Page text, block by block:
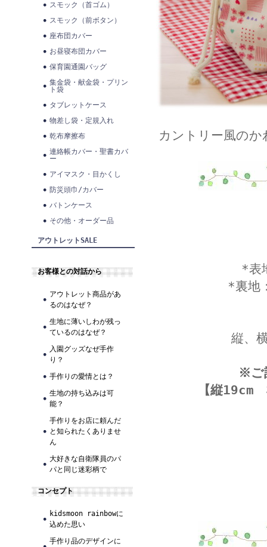
スモック（首ゴム）
スモック（前ボタン）
座布団カバー
お昼寝布団カバー
保育園通園バッグ
集金袋・献金袋・プリン
ト袋
タブレットケース
物差し袋・定規入れ
乾布摩擦布
連絡帳カバー・聖書カバ
ー
アイマスク・目かくし
防災頭巾/カバー
バトンケース
その他・オーダー品
アウトレットSALE
お客様との対話から
アウトレット商品があ
るのはなぜ？
生地に薄いしわが残っ
ているのはなぜ？
入園グッズなぜ手作
り？
手作りの愛情とは？
生地の持ち込みは可
能？
手作りをお店に頼んだ
と知られたくありませ
ん
大好きな自衛隊員のパ
パと同じ迷彩柄で
コンセプト
kidsmoon rainbowに
込めた思い
手作り品のデザインに
カントリー風の
*表
*裏地
縦、
※ご
【縦